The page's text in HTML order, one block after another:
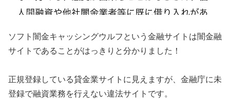
ソフト闇金キャッシングウルフ という金融サイトは闇金融
サイトであることがはっきりと分かりました！
正規登録している貸金業サイトに見えますが、金融庁に未
登録で融資業務を行えない違法サイトです。